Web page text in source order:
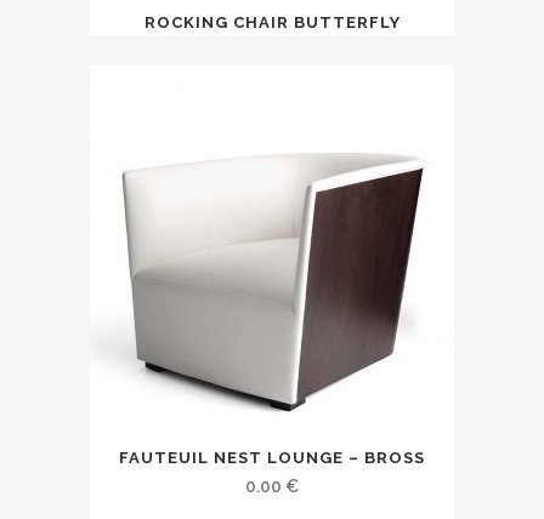
ROCKING CHAIR BUTTERFLY
FAUTEUIL NEST LOUNGE – BROSS
0.00 €